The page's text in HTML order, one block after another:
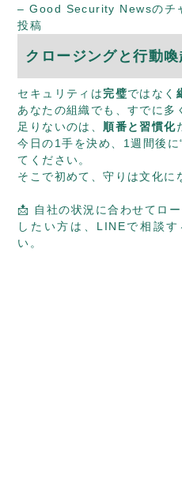
– Good Security Newsのチ
投稿
クロージングと行動喚
セキュリティは完璧ではなく
あなたの組織でも、すでに多
足りないのは、 順番と習慣化
今日の1手を決め、1週間後に
てください。
そこで初めて、守りは文化に
📩 自社の状況に合わせてロ
したい方は、 LINEで相談す
い。